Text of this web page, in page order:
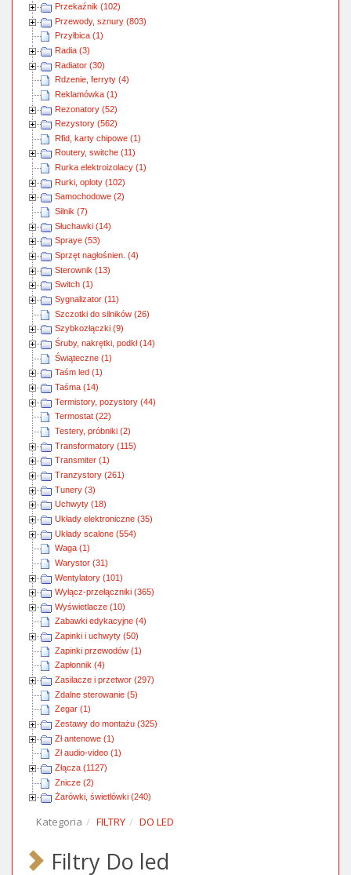
Przekaźnik (102)
Przewody, sznury (803)
Przyłbica (1)
Radia (3)
Radiator (30)
Rdzenie, ferryty (4)
Reklamówka (1)
Rezonatory (52)
Rezystory (562)
Rfid, karty chipowe (1)
Routery, switche (11)
Rurka elektroizolacy (1)
Rurki, oploty (102)
Samochodowe (2)
Silnik (7)
Słuchawki (14)
Spraye (53)
Sprzęt nagłośnien. (4)
Sterownik (13)
Switch (1)
Sygnalizator (11)
Szczotki do silników (26)
Szybkozłączki (9)
Śruby, nakrętki, podkł (14)
Świąteczne (1)
Taśm led (1)
Taśma (14)
Termistory, pozystory (44)
Termostat (22)
Testery, próbniki (2)
Transformatory (115)
Transmiter (1)
Tranzystory (261)
Tunery (3)
Uchwyty (18)
Układy elektroniczne (35)
Układy scalone (554)
Waga (1)
Warystor (31)
Wentylatory (101)
Wyłącz-przełączniki (365)
Wyświetlacze (10)
Zabawki edykacyjne (4)
Zapinki i uchwyty (50)
Zapinki przewodów (1)
Zapłonnik (4)
Zasilacze i przetwor (297)
Zdalne sterowanie (5)
Zegar (1)
Zestawy do montażu (325)
Zł antenowe (1)
Zł audio-video (1)
Złącza (1127)
Znicze (2)
Żarówki, świetlówki (240)
Kategoria FILTRY DO LED
Filtry Do led